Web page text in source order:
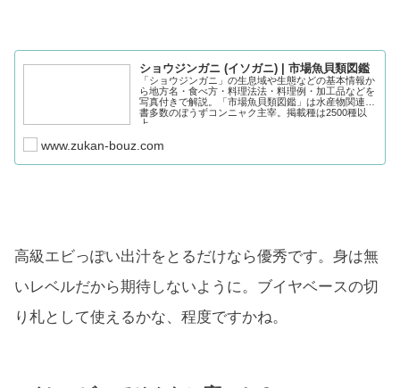
ショウジンガニ (イソガニ) | 市場魚貝類図鑑
「ショウジンガニ」の生息域や生態などの基本情報か
ら地方名・食べ方・料理法法・料理例・加工品などを
写真付きで解説。「市場魚貝類図鑑」は水産物関連著
書多数のぼうずコンニャク主宰。掲載種は2500種以
上。
www.zukan-bouz.com
高級エビっぽい出汁をとるだけなら優秀です。身は無
いレベルだから期待しないように。ブイヤベースの切
り札として使えるかな、程度ですかね。